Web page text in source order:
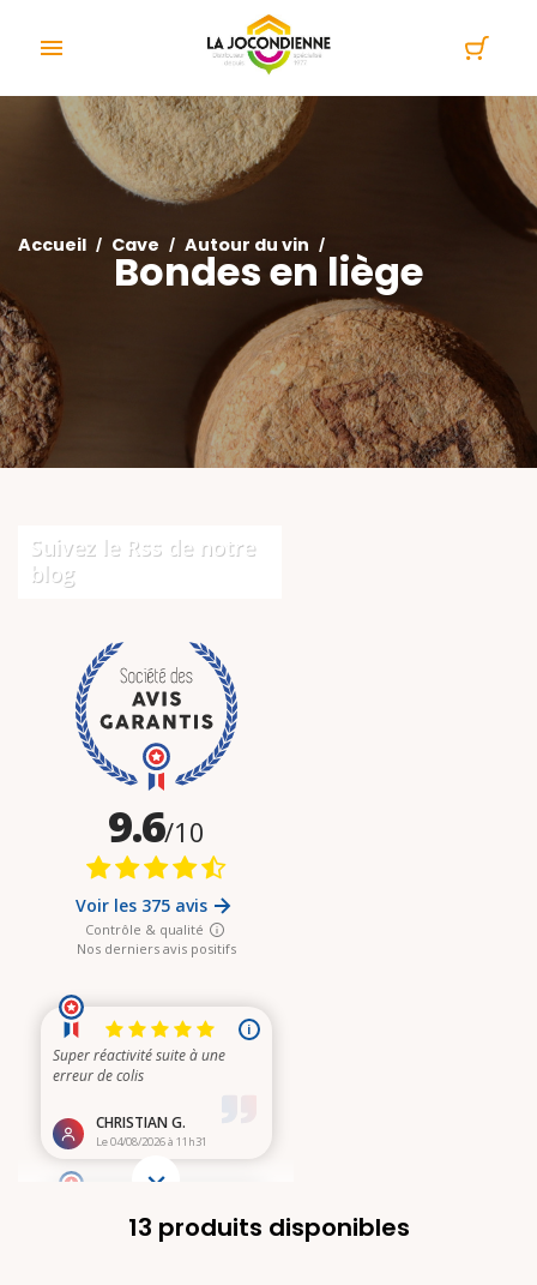

Accueil Cave Autour du vin
Bondes en liège
Suivez le Rss de notre
blog
13 produits disponibles
Panneau de gestion des cookies